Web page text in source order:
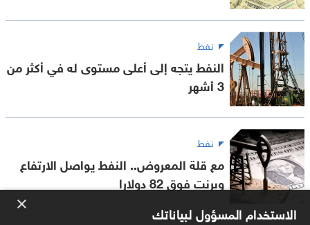
نفط
النفط يتجه إلى أعلى مستوى له في أكثر من
3 أشهر
نفط
مع قلة المعروض.. النفط يواصل الارتفاع
وبرنت فوق 82 دولارا
× الاستخدام المسؤول لبياناتك